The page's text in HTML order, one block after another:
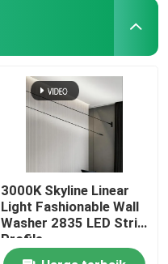
3000K Skyline Linear
Light Fashionable Wall
Washer 2835 LED Strip
Profile